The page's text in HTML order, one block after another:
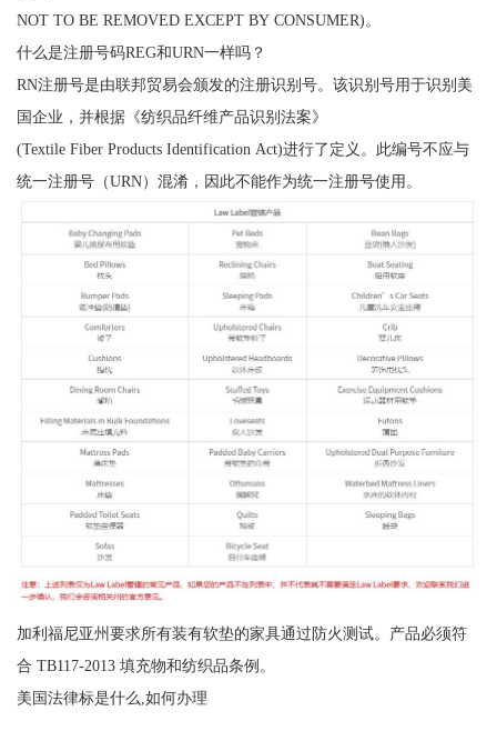
NOT TO BE REMOVED EXCEPT BY CONSUMER)。
什么是注册号码REG和URN一样吗？
RN注册号是由联邦贸易会颁发的注册识别号。该识别号用于识别美
国企业，并根据《纺织品纤维产品识别法案》
(Textile Fiber Products Identification Act)进行了定义。此编号不应与
统一注册号（URN）混淆，因此不能作为统一注册号使用。
加利福尼亚州要求所有装有软垫的家具通过防火测试。产品必须符
合 TB117-2013 填充物和纺织品条例。
美国法律标是什么,如何办理